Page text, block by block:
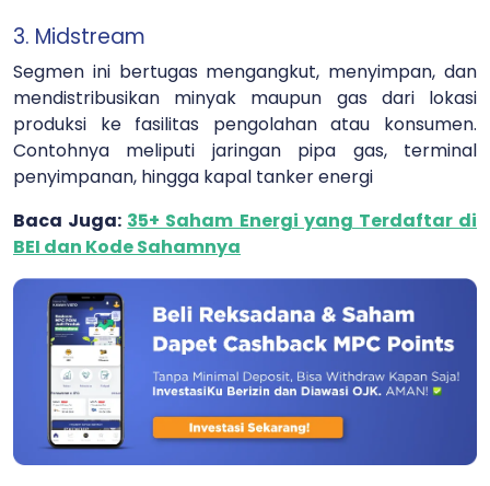
3. Midstream
Segmen ini bertugas mengangkut, menyimpan, dan
mendistribusikan minyak maupun gas dari lokasi
produksi ke fasilitas pengolahan atau konsumen.
Contohnya meliputi jaringan pipa gas, terminal
penyimpanan, hingga kapal tanker energi
Baca Juga: 35+ Saham Energi yang Terdaftar di
BEI dan Kode Sahamnya